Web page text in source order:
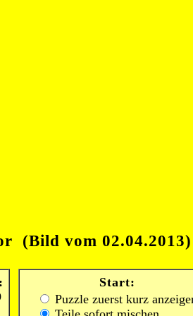
(Bild vom 02.04.2013)
Start:
Puzzle zuerst kurz